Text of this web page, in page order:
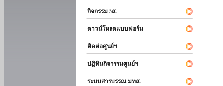
กิจกรรม 5ส.
ดาวน์โหลดแบบฟอร์ม
ติดต่อศูนย์ฯ
ปฏิทินกิจกรรมศูนย์ฯ
ระบบสารบรรณ มทส.